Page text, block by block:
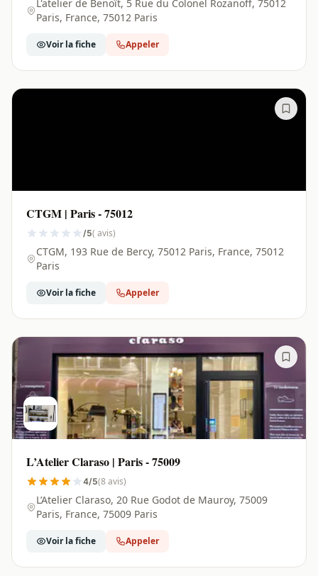
L'atelier de Benoît, 5 Rue du Colonel Rozanoff, 75012
Paris, France, 75012 Paris
Voir la fiche Appeler
CTGM | Paris - 75012
/5( avis)
CTGM, 193 Rue de Bercy, 75012 Paris, France, 75012
Paris
Voir la fiche Appeler
L’Atelier Claraso | Paris - 75009
4/5(8 avis)
L’Atelier Claraso, 20 Rue Godot de Mauroy, 75009
Paris, France, 75009 Paris
Voir la fiche Appeler